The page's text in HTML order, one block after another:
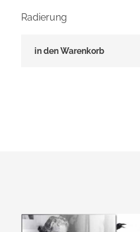
Radierung
in den Warenkorb